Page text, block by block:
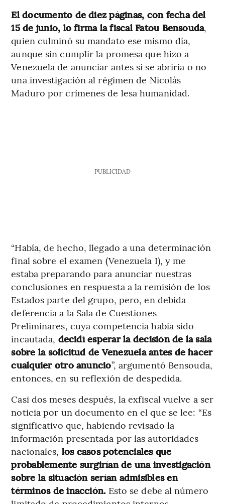
El documento de diez páginas, con fecha del
15 de junio, lo firma la fiscal Fatou Bensouda,
quien culminó su mandato ese mismo día,
aunque sin cumplir la promesa que hizo a
Venezuela de anunciar antes si se abriría o no
una investigación al régimen de Nicolás
Maduro por crímenes de lesa humanidad.
PUBLICIDAD
“Había, de hecho, llegado a una determinación
final sobre el examen (Venezuela I), y me
estaba preparando para anunciar nuestras
conclusiones en respuesta a la remisión de los
Estados parte del grupo, pero, en debida
deferencia a la Sala de Cuestiones
Preliminares, cuya competencia había sido
incautada, decidí esperar la decisión de la sala
sobre la solicitud de Venezuela antes de hacer
cualquier otro anuncio”, argumentó Bensouda,
entonces, en su reflexión de despedida.
Casi dos meses después, la exfiscal vuelve a ser
noticia por un documento en el que se lee: “Es
significativo que, habiendo revisado la
información presentada por las autoridades
nacionales, los casos potenciales que
probablemente surgirían de una investigación
sobre la situación serían admisibles en
términos de inacción. Esto se debe al número